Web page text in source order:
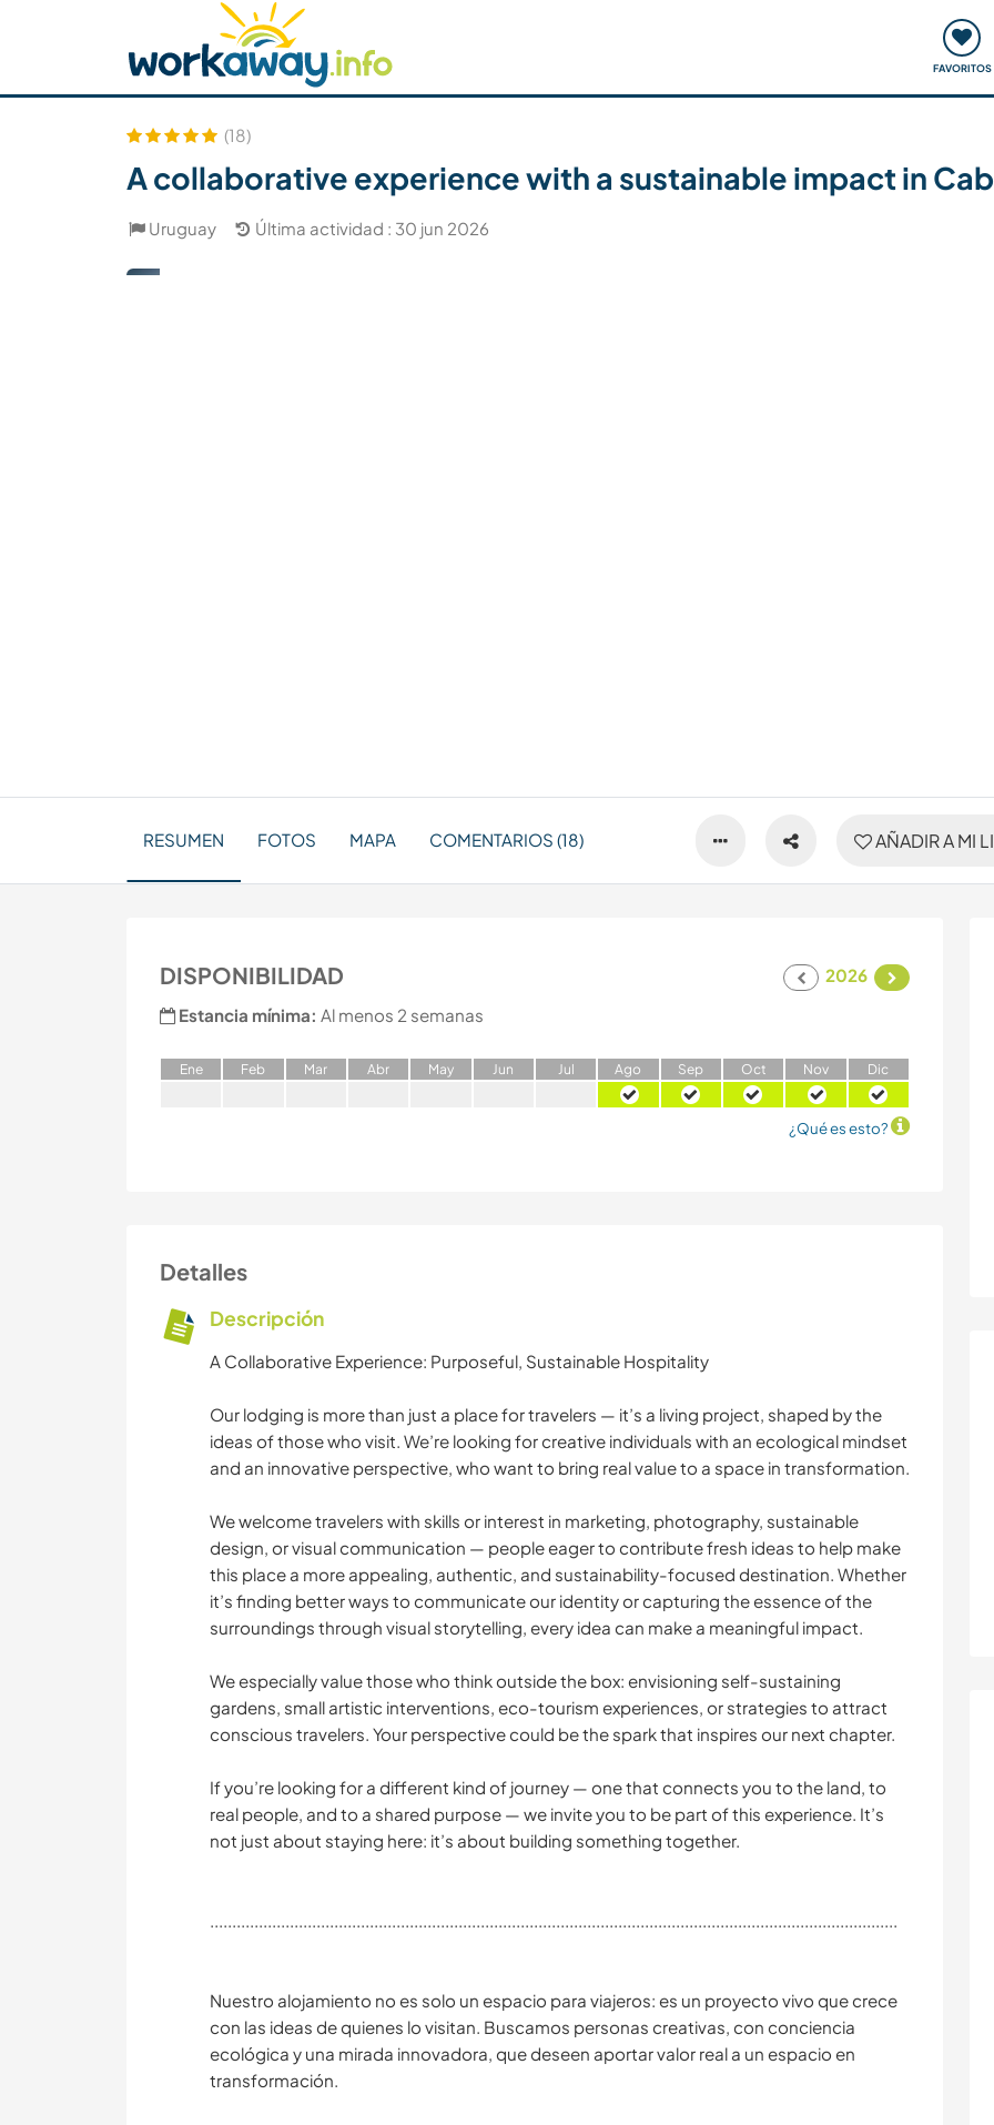
FAVORITOS
Buscar anfitrión Busca un compañero Viajar y aprender
Seguridad
(18)
A collaborative experience with a sustainable impact in
Uruguay Última actividad : 30 jun 2026
AÑADIR A MI
RESUMEN FOTOS MAPA COMENTARIOS (18)
DISPONIBILIDAD
2026
Estancia mínima: Al menos 2 semanas
Ene Feb Mar Abr May Jun Jul Ago Sep Oct Nov Dic
¿Qué es esto?
Detalles
Descripción
A Collaborative Experience: Purposeful, Sustainable Hospitality
Our lodging is more than just a place for travelers — it’s a living project, shaped by the
ideas of those who visit. We’re looking for creative individuals with an ecological mindset
and an innovative perspective, who want to bring real value to a space in transformation.
We welcome travelers with skills or interest in marketing, photography, sustainable
design, or visual communication — people eager to contribute fresh ideas to help make
this place a more appealing, authentic, and sustainability-focused destination. Whether
it’s finding better ways to communicate our identity or capturing the essence of the
surroundings through visual storytelling, every idea can make a meaningful impact.
We especially value those who think outside the box: envisioning self-sustaining
gardens, small artistic interventions, eco-tourism experiences, or strategies to attract
conscious travelers. Your perspective could be the spark that inspires our next chapter.
If you’re looking for a different kind of journey — one that connects you to the land, to
real people, and to a shared purpose — we invite you to be part of this experience. It’s
not just about staying here: it’s about building something together.
...........................................................................................................................................................
Nuestro alojamiento no es solo un espacio para viajeros: es un proyecto vivo que crece
con las ideas de quienes lo visitan. Buscamos personas creativas, con conciencia
ecológica y una mirada innovadora, que deseen aportar valor real a un espacio en
transformación.